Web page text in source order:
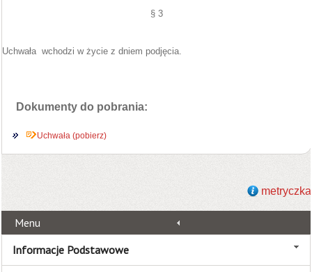
§ 3
Uchwała wchodzi w życie z dniem podjęcia.
Dokumenty do pobrania:
Uchwała (pobierz)
metryczka
Menu
Informacje Podstawowe